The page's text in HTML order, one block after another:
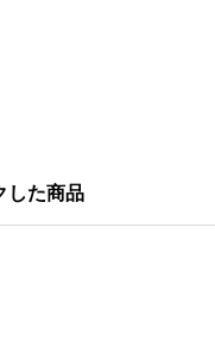
した商品